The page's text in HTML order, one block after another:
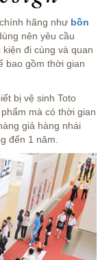
hãng như bồn
nên yêu cầu
đi cùng và quan
bao gồm thời gian
bị vệ sinh Toto
mà có thời gian
giả hàng nhái
đến 1 năm.